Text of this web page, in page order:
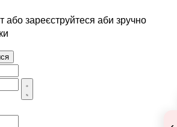
або зареєструйтеся аби зручно